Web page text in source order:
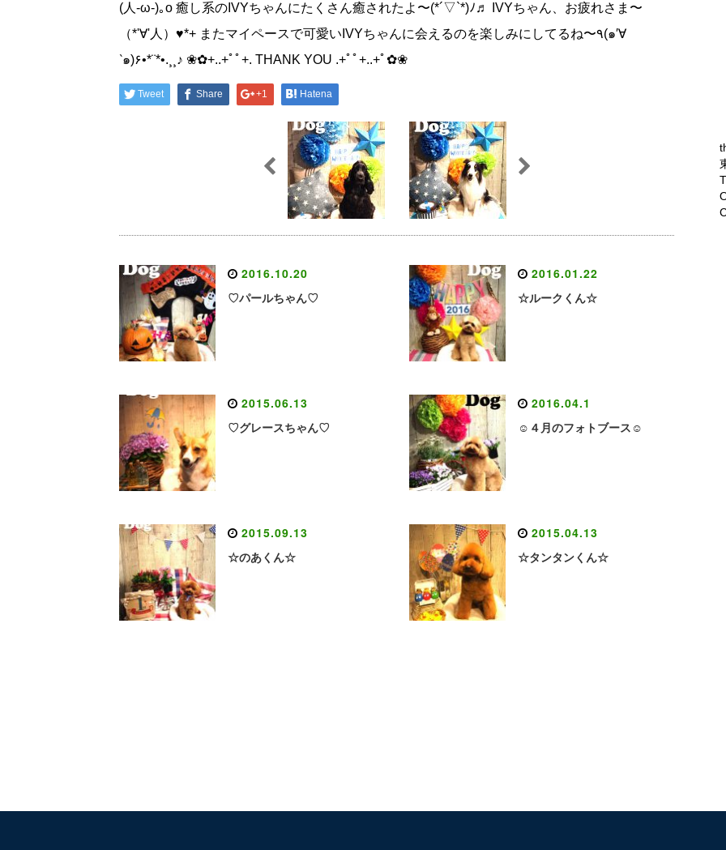
(人-ω-)｡o 癒し系のIVYちゃんにたくさん癒されたよ〜(*´▽`*)ﾉ♬ IVYちゃん、お疲れさま〜
（*'∀'人）♥*+ またマイペースで可愛いIVYちゃんに会えるのを楽しみにしてるね〜٩(๑′∀
‵๑)۶•*¨*•.¸¸♪ ❀✿+..+ﾟﾟ+. THANK YOU .+ﾟﾟ+..+ﾟ✿❀
Tweet Share +1 Hatena
2016.10.20
♡パールちゃん♡
2016.01.22
☆ルークくん☆
2015.06.13
♡グレースちゃん♡
2016.04.1
☺４月のフォトブース☺
2015.09.13
☆のあくん☆
2015.04.13
☆タンタンくん☆